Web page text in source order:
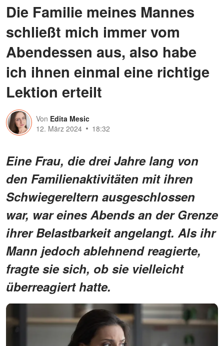
Die Familie meines Mannes
schließt mich immer vom
Abendessen aus, also habe
ich ihnen einmal eine richtige
Lektion erteilt
Von Edita Mesic
12. März 2024
18:32
Eine Frau, die drei Jahre lang von
den Familienaktivitäten mit ihren
Schwiegereltern ausgeschlossen
war, war eines Abends an der Grenze
ihrer Belastbarkeit angelangt. Als ihr
Mann jedoch ablehnend reagierte,
fragte sie sich, ob sie vielleicht
überreagiert hatte.